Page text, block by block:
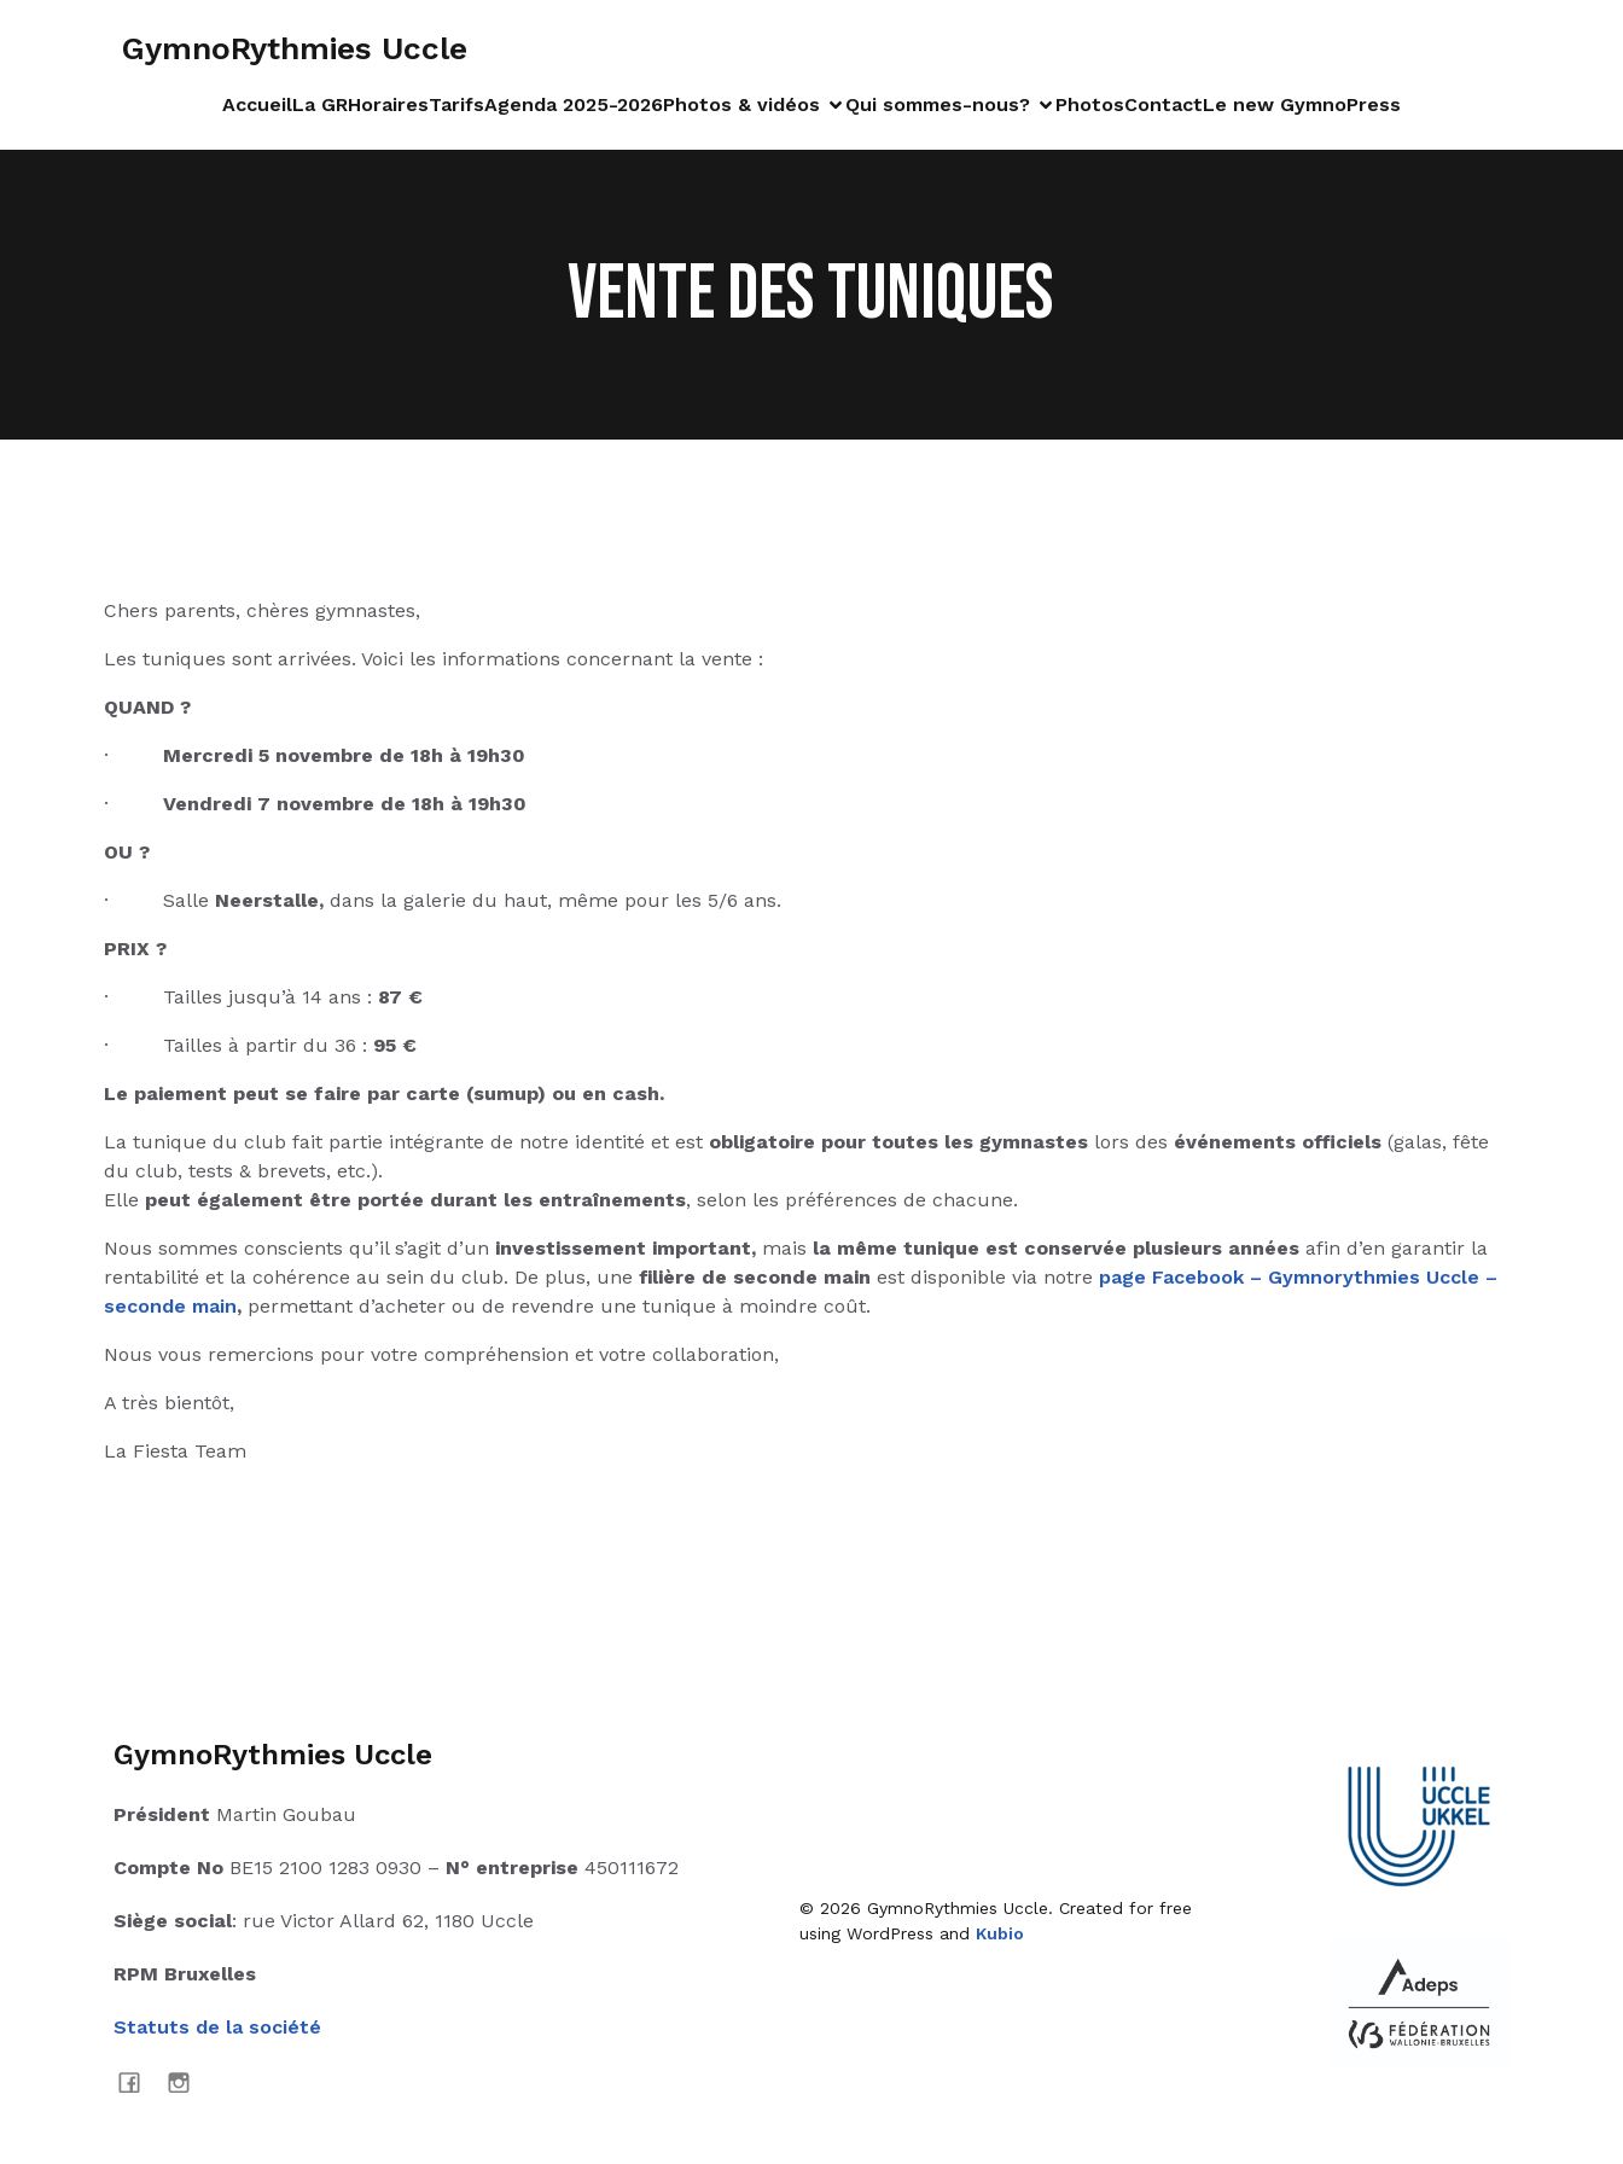
GymnoRythmies Uccle
AccueilLa GRHorairesTarifsAgenda 2025-2026Photos & vidéos Qui sommes-nous? PhotosContactLe new GymnoPress
Vente des tuniques
Chers parents, chères gymnastes,
Les tuniques sont arrivées. Voici les informations concernant la vente :
QUAND ?
· Mercredi 5 novembre de 18h à 19h30
· Vendredi 7 novembre de 18h à 19h30
OU ?
· Salle Neerstalle, dans la galerie du haut, même pour les 5/6 ans.
PRIX ?
· Tailles jusqu’à 14 ans : 87 €
· Tailles à partir du 36 : 95 €
Le paiement peut se faire par carte (sumup) ou en cash.
La tunique du club fait partie intégrante de notre identité et est obligatoire pour toutes les gymnastes lors des événements officiels (galas, fête
du club, tests & brevets, etc.).
Elle peut également être portée durant les entraînements, selon les préférences de chacune.
Nous sommes conscients qu’il s’agit d’un investissement important, mais la même tunique est conservée plusieurs années afin d’en garantir la
rentabilité et la cohérence au sein du club. De plus, une filière de seconde main est disponible via notre page Facebook – Gymnorythmies Uccle –
seconde main, permettant d’acheter ou de revendre une tunique à moindre coût.
Nous vous remercions pour votre compréhension et votre collaboration,
A très bientôt,
La Fiesta Team
GymnoRythmies Uccle
Président Martin Goubau
Compte No BE15 2100 1283 0930 – N° entreprise 450111672
Siège social: rue Victor Allard 62, 1180 Uccle
RPM Bruxelles
Statuts de la société
© 2026 GymnoRythmies Uccle. Created for free
using WordPress and Kubio